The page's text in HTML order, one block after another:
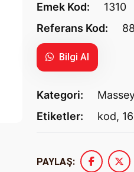
Emek Kod:
1310
Referans Kod:
Bilgi Al
Kategori:
Etiketler:
kod,
PAYLAŞ: